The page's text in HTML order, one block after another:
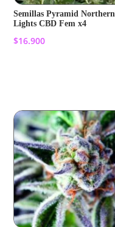
Semillas Pyramid Northern
Lights CBD Fem x4
$16.900